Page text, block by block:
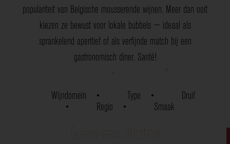
populariteit van Belgische mousserende wijnen. Meer dan ooit
kiezen ze bewust voor lokale bubbels — ideaal als
sprankelend aperitief of als verfijnde match bij een
gastronomisch diner. Santé!
Wijndomein Type
Druif
Regio
Smaak